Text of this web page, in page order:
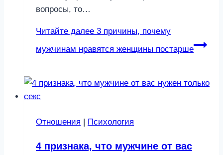
вопросы, то…
Читайте далее 3 причины, почему
мужчинам нравятся женщины постарше
Отношения Психология
4 признака, что мужчине от вас